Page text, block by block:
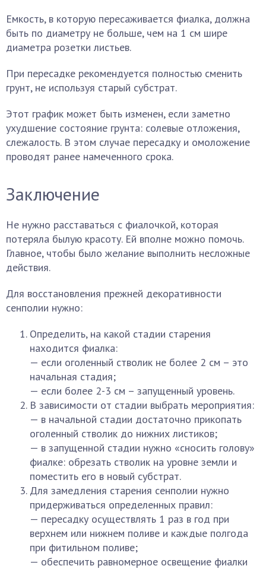
Емкость, в которую пересаживается фиалка, должна
быть по диаметру не больше, чем на 1 см шире
диаметра розетки листьев.
При пересадке рекомендуется полностью сменить
грунт, не используя старый субстрат.
Этот график может быть изменен, если заметно
ухудшение состояние грунта: солевые отложения,
слежалость. В этом случае пересадку и омоложение
проводят ранее намеченного срока.
Заключение
Не нужно расставаться с фиалочкой, которая
потеряла былую красоту. Ей вполне можно помочь.
Главное, чтобы было желание выполнить несложные
действия.
Для восстановления прежней декоративности
сенполии нужно:
Определить, на какой стадии старения
находится фиалка:
— если оголенный стволик не более 2 см – это
начальная стадия;
— если более 2-3 см – запущенный уровень.
В зависимости от стадии выбрать мероприятия:
— в начальной стадии достаточно прикопать
оголенный стволик до нижних листиков;
— в запущенной стадии нужно «сносить голову»
фиалке: обрезать стволик на уровне земли и
поместить его в новый субстрат.
Для замедления старения сенполии нужно
придерживаться определенных правил:
— пересадку осуществлять 1 раз в год при
верхнем или нижнем поливе и каждые полгода
при фитильном поливе;
— обеспечить равномерное освещение фиалки